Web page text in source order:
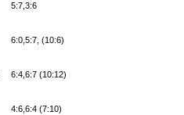
5:7,3:6
6:0,5:7, (10:6)
6:4,6:7 (10:12)
4:6,6:4 (7:10)